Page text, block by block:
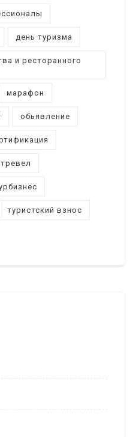
день туризма
и ресторанного
марафон
обьявление
тревел
туристский взнос